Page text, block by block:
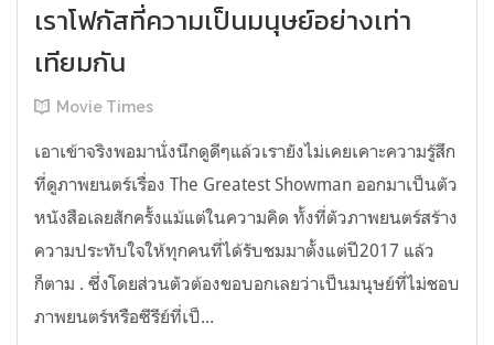
เราโฟกัสที่ความเป็นมนุษย์อย่างเท่า
เทียมกัน
Movie Times
เอาเข้าจริงพอมานั่งนึกดูดีๆแล้วเรายังไม่เคยเคาะความรู้สึก
ที่ดูภาพยนตร์เรื่อง The Greatest Showman ออกมาเป็นตัว
หนังสือเลยสักครั้งแม้แต่ในความคิด ทั้งที่ตัวภาพยนตร์สร้าง
ความประทับใจให้ทุกคนที่ได้รับชมมาตั้งแต่ปี2017 แล้ว
ก็ตาม . ซึ่งโดยส่วนตัวต้องขอบอกเลยว่าเป็นมนุษย์ที่ไม่ชอบ
ภาพยนตร์หรือซีรีย์ที่เป็...